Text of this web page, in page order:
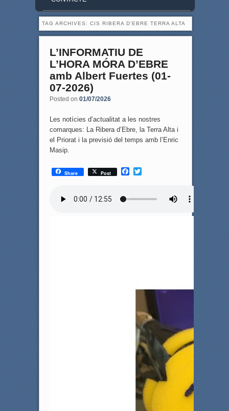
TAG ARCHIVES: CIS RIBERA D’EBRE TERRA ALTA
L’INFORMATIU DE
L’HORA MÓRA D’EBRE
amb Albert Fuertes (01-
07-2026)
Posted on 01/07/2026
Les notícies d’actualitat a les nostres
comarques: La Ribera d’Ebre, la Terra Alta i
el Priorat i la previsió del temps amb l’Enric
Masip.
Share Post
F
T